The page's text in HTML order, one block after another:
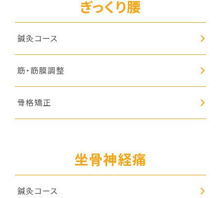
ぎっくり腰
鍼灸コース
筋・筋膜調整
骨格矯正
坐骨神経痛
鍼灸コース